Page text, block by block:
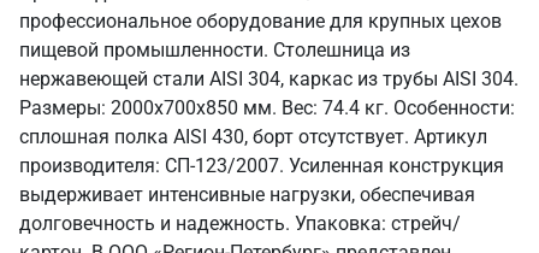
профессиональное оборудование для крупных цехов
пищевой промышленности. Столешница из
нержавеющей стали AISI 304, каркас из трубы AISI 304.
Размеры: 2000x700x850 мм. Вес: 74.4 кг. Особенности:
сплошная полка AISI 430, борт отсутствует. Артикул
производителя: СП-123/2007. Усиленная конструкция
выдерживает интенсивные нагрузки, обеспечивая
долговечность и надежность. Упаковка: стрейч/